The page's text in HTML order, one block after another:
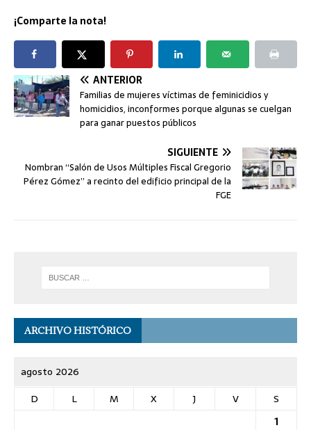
¡Comparte la nota!
ANTERIOR
Familias de mujeres víctimas de feminicidios y
homicidios, inconformes porque algunas se cuelgan
para ganar puestos públicos
SIGUIENTE
Nombran “Salón de Usos Múltiples Fiscal Gregorio
Pérez Gómez” a recinto del edificio principal de la
FGE
ARCHIVO HISTÓRICO
agosto 2026
D
L M X J V
S
1